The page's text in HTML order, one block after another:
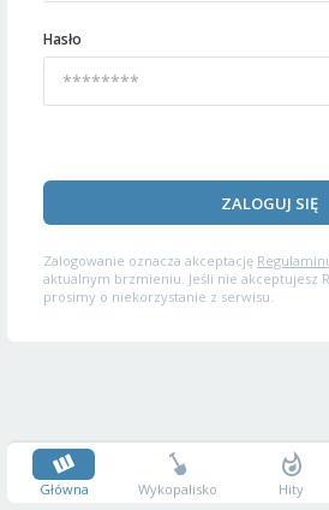
Hasło
ZALOGUJ SIĘ
Zalogowanie oznacza akceptację
aktualnym brzmieniu. Jeśli nie akceptujesz
prosimy o niekorzystanie z serwisu.
Główna Wykopalisko Hity